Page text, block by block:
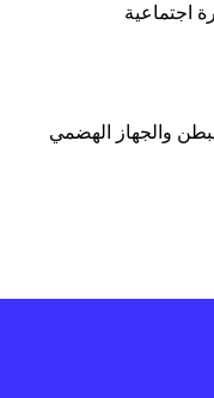
اجتماعية
والجهاز الهضمي